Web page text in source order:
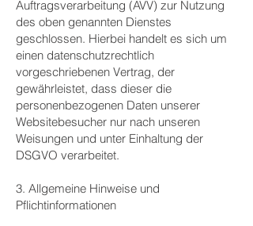
Auftragsverarbeitung (AVV) zur Nutzung
des oben genannten Dienstes
geschlossen. Hierbei handelt es sich um
einen datenschutzrechtlich
vorgeschriebenen Vertrag, der
gewährleistet, dass dieser die
personenbezogenen Daten unserer
Websitebesucher nur nach unseren
Weisungen und unter Einhaltung der
DSGVO verarbeitet.
3. Allgemeine Hinweise und
Pflichtinformationen